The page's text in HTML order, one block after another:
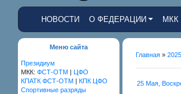
НОВОСТИ О ФЕДЕРАЦИИ МКК
Меню сайта
Президиум
МКК: ФСТ-ОТМ | ЦФО
КПАТК ФСТ-ОТМ | КПК ЦФО
Cпортивные разряды
Главная » 2025
25 Мая,